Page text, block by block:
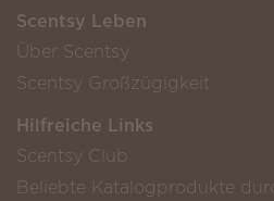
Scentsy Leben
Über Scentsy
Scentsy Großzügigkeit
Hilfreiche Links
Scentsy Club
Beliebte Katalogprodukte